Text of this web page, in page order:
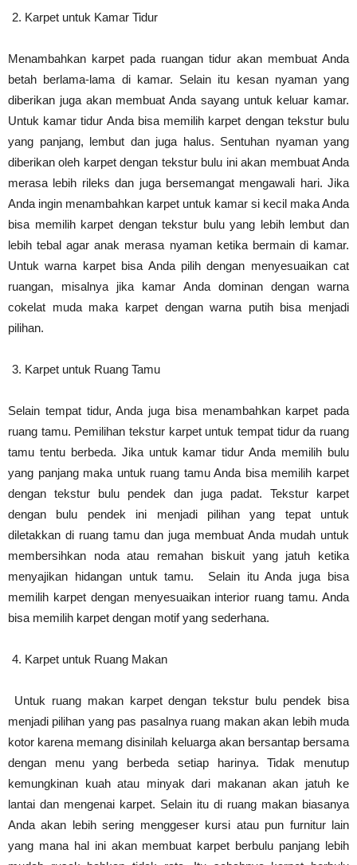
Karpet untuk Kamar Tidur
Menambahkan karpet pada ruangan tidur akan membuat Anda
betah berlama-lama di kamar. Selain itu kesan nyaman yang
diberikan juga akan membuat Anda sayang untuk keluar kamar.
Untuk kamar tidur Anda bisa memilih karpet dengan tekstur bulu
yang panjang, lembut dan juga halus. Sentuhan nyaman yang
diberikan oleh karpet dengan tekstur bulu ini akan membuat Anda
merasa lebih rileks dan juga bersemangat mengawali hari. Jika
Anda ingin menambahkan karpet untuk kamar si kecil maka Anda
bisa memilih karpet dengan tekstur bulu yang lebih lembut dan
lebih tebal agar anak merasa nyaman ketika bermain di kamar.
Untuk warna karpet bisa Anda pilih dengan menyesuaikan cat
ruangan, misalnya jika kamar Anda dominan dengan warna
cokelat muda maka karpet dengan warna putih bisa menjadi
pilihan.
Karpet untuk Ruang Tamu
Selain tempat tidur, Anda juga bisa menambahkan karpet pada
ruang tamu. Pemilihan tekstur karpet untuk tempat tidur da ruang
tamu tentu berbeda. Jika untuk kamar tidur Anda memilih bulu
yang panjang maka untuk ruang tamu Anda bisa memilih karpet
dengan tekstur bulu pendek dan juga padat. Tekstur karpet
dengan bulu pendek ini menjadi pilihan yang tepat untuk
diletakkan di ruang tamu dan juga membuat Anda mudah untuk
membersihkan noda atau remahan biskuit yang jatuh ketika
menyajikan hidangan untuk tamu. Selain itu Anda juga bisa
memilih karpet dengan menyesuaikan interior ruang tamu. Anda
bisa memilih karpet dengan motif yang sederhana.
Karpet untuk Ruang Makan
Untuk ruang makan karpet dengan tekstur bulu pendek bisa
menjadi pilihan yang pas pasalnya ruang makan akan lebih muda
kotor karena memang disinilah keluarga akan bersantap bersama
dengan menu yang berbeda setiap harinya. Tidak menutup
kemungkinan kuah atau minyak dari makanan akan jatuh ke
lantai dan mengenai karpet. Selain itu di ruang makan biasanya
Anda akan lebih sering menggeser kursi atau pun furnitur lain
yang mana hal ini akan membuat karpet berbulu panjang lebih